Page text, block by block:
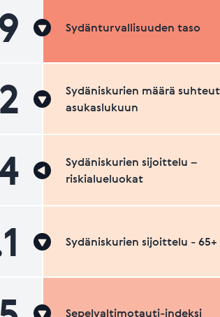
Sydänturvallisuuden taso
Sydäniskurien määrä
asukaslukuun
Sydäniskurien sijoittelu –
riskialueluokat
Sydäniskurien sijoittelu -
Sepelvaltimotauti-indeksi